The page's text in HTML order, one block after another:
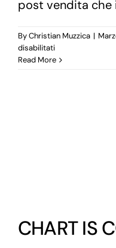
post vendita che
ByChristian Muzzica |
disabilitatisu
DIXCOVERY
Read More
CHART IS